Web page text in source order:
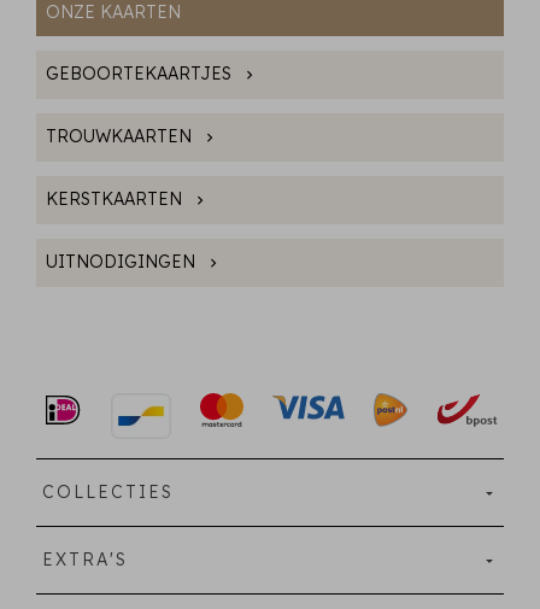
ONZE KAARTEN
GEBOORTEKAARTJES
TROUWKAARTEN
KERSTKAARTEN
UITNODIGINGEN
COLLECTIES
EXTRA'S